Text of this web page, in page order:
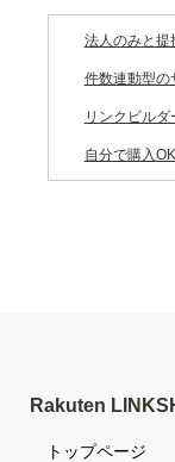
法人のみと提
件数連動型の
リンクビルダ
自分で購入OK
Rakuten
トップページ